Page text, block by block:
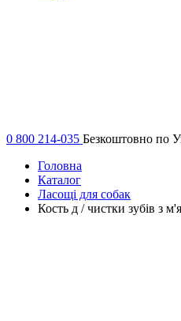
0 800 214-035 Безкоштовно по
Головна
Каталог
Ласощі для собак
Кость д / чистки зубів з